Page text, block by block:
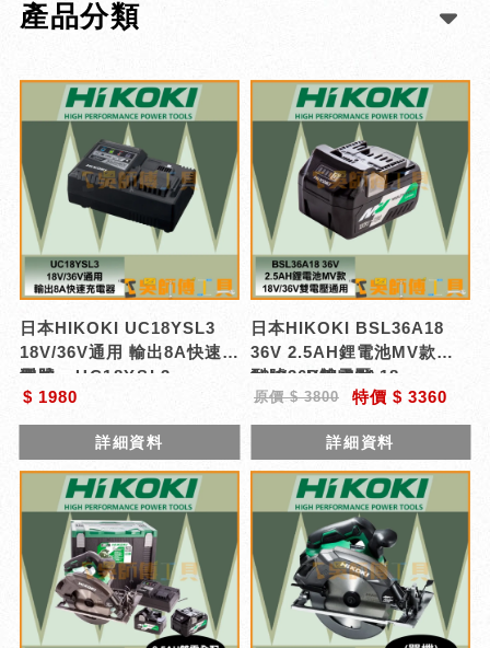
產品分類
日本HIKOKI UC18YSL3
18V/36V通用 輸出8A快速充
電器
型號 : UC18YSL3
$ 1980
詳細資料
日本HIKOKI BSL36A18
36V 2.5AH鋰電池MV款
18V/36V雙電壓
型號 : BSL36A18
原價 $ 3800 特價 $ 3360
詳細資料